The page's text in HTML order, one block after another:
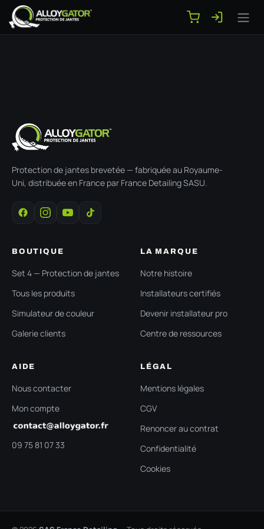
Se rendre au contenu
Protection de jantes brevetée — fabriquée au Royaume-
Uni, distribuée en France par France Detailing SASU.
BOUTIQUE
Set 4 — Protection de jantes
Tous les produits
Simulateur de couleur
Galerie clients
LA MARQUE
Notre histoire
Installateurs certifiés
Devenir installateur pro
Centre de ressources
AIDE
Nous contacter
Mon compte
09 75 81 07 33
LÉGAL
Mentions légales
CGV
Renoncer au contrat
Confidentialité
Cookies